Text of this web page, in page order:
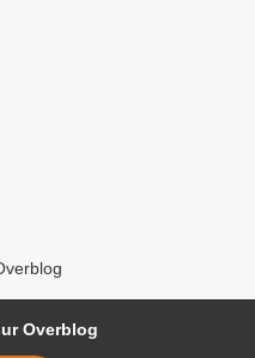
Overblog